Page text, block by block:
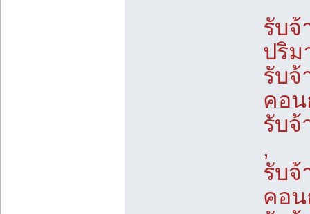
รับจ้
ปริ
รับจ้
คอ
รับจ้
,
รับจ้
คอ